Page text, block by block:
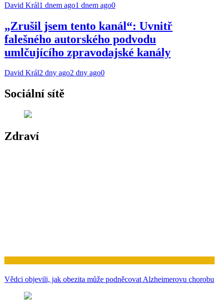
David Král1 dnem ago1 dnem ago0
„Zrušil jsem tento kanál“: Uvnitř
falešného autorského podvodu
umlčujícího zpravodajské kanály
David Král2 dny ago2 dny ago0
Sociální sítě
Zdraví
Vědci objevili, jak obezita může podněcovat Alzheimerovu chorobu